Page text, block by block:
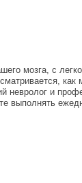
мозга, с
невролог и